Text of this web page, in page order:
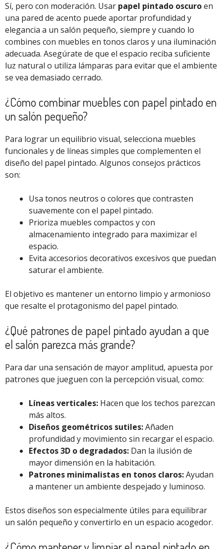
Sí, pero con moderación. Usar papel pintado oscuroen
una pared de acento puede aportar profundidad y
elegancia a un salón pequeño, siempre y cuando lo
combines con muebles en tonos claros y una iluminación
adecuada. Asegúrate de que el espacio reciba suficiente
luz natural o utiliza lámparas para evitar que el ambiente
se vea demasiado cerrado.
¿Cómo combinar muebles con papel pintado en
un salón pequeño?
Para lograr un equilibrio visual, selecciona muebles
funcionales y de líneas simples que complementen el
diseño del papel pintado. Algunos consejos prácticos
son:
Usa tonos neutros o colores que contrasten
suavemente con el papel pintado.
Prioriza muebles compactos y con
almacenamiento integrado para maximizar el
espacio.
Evita accesorios decorativos excesivos que puedan
saturar el ambiente.
El objetivo es mantener un entorno limpio y armonioso
que resalte el protagonismo del papel pintado.
¿Qué patrones de papel pintado ayudan a que
el salón parezca más grande?
Para dar una sensación de mayor amplitud, apuesta por
patrones que jueguen con la percepción visual, como:
Líneas verticales: Hacen que los techos parezcan
más altos.
Diseños geométricos sutiles:Añaden
profundidad y movimiento sin recargar el espacio.
Efectos 3D o degradados: Dan la ilusión de
mayor dimensión en la habitación.
Patrones minimalistas en tonos claros:Ayudan
a mantener un ambiente despejado y luminoso.
Estos diseños son especialmente útiles para equilibrar
un salón pequeño y convertirlo en un espacio acogedor.